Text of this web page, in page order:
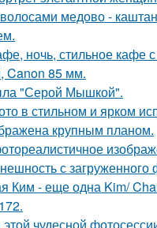
медово -
ночь, стильное кафе
Canon 85 мм.
"Серой Мышкой".
в стильном и ярком
крупным планом.
с загруженного
Ким - еще одна Kim/